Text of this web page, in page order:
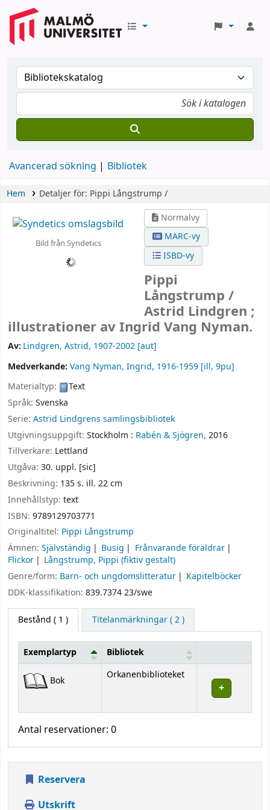
Avancerad sökning Bibliotek
Hem Detaljer för: Pippi Långstrump /
Bild från Syndetics
Normalvy
MARC-vy
ISBD-vy
Pippi
Långstrump /
Astrid Lindgren ;
illustrationer av Ingrid Vang Nyman.
Av: Lindgren, Astrid, 1907-2002 [aut]
Medverkande: Vang Nyman, Ingrid, 1916-1959 [ill, 9pu]
Materialtyp:
Text
Språk: Svenska
Serie: Astrid Lindgrens samlingsbibliotek
Utgivningsuppgift: Stockholm : Rabén & Sjögren, 2016
Tillverkare: Lettland
Utgåva: 30. uppl. [sic]
Beskrivning: 135 s. ill. 22 cm
Innehållstyp: text
ISBN: 9789129703771
Originaltitel: Pippi Långstrump
Ämnen: Självständig Busig
Frånvarande föräldrar
Flickor
Långstrump, Pippi (fiktiv gestalt)
Genre/form: Barn- och ungdomslitteratur
Kapitelböcker
DDK-klassifikation: 839.7374 23/swe
Bestånd ( 1 ) Titelanmärkningar ( 2 )
Exemplartyp Bibliotek
Bok Orkanenbiblioteket
Antal reservationer: 0
Reservera
Utskrift